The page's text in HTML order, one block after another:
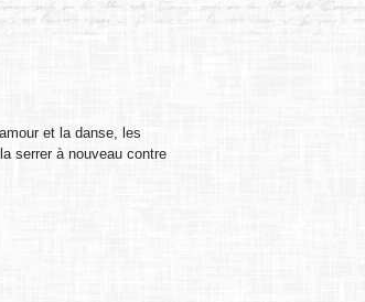
et la danse, les
serrer à nouveau contre